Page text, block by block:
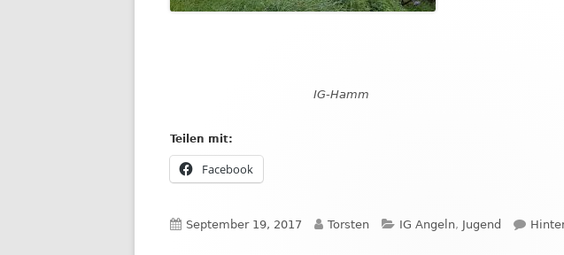
IG-Hamm
Teilen mit:
Facebook
neuem
öffnen
Veröffentlicht
September 19, 2017 Autor
Torsten Kategorien
IG Angeln, Jugend